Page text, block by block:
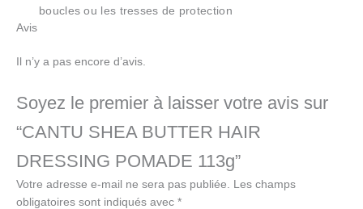
boucles ou les tresses de protection
Avis
Il n’y a pas encore d’avis.
Soyez le premier à laisser votre avis sur
“CANTU SHEA BUTTER HAIR
DRESSING POMADE 113g”
Votre adresse e-mail ne sera pas publiée.
Les champs
obligatoires sont indiqués avec *